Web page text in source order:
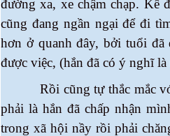
đường xa, xe chậm chạp. Kế
cũng đang ngần ngại để đi
hơn ở quanh đây, bởi tuổi đã
được việc, (hắn đã có ý nghĩ là
Rồi cũng tự thắc mắc với
phải là hắn đã chấp nhận
trong xã hội nầy rồi phải